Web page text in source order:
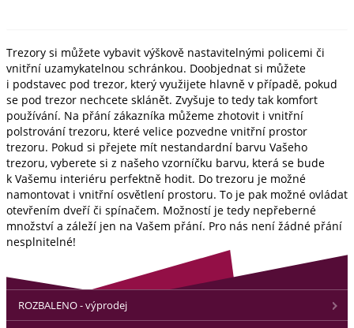
Trezory si můžete vybavit výškově nastavitelnými policemi či
vnitřní uzamykatelnou schránkou. Doobjednat si můžete
i podstavec pod trezor, který využijete hlavně v případě, pokud
se pod trezor nechcete sklánět. Zvyšuje to tedy tak komfort
používání. Na přání zákazníka můžeme zhotovit i vnitřní
polstrování trezoru, které velice pozvedne vnitřní prostor
trezoru. Pokud si přejete mít nestandardní barvu Vašeho
trezoru, vyberete si z našeho vzorníčku barvu, která se bude
k Vašemu interiéru perfektně hodit. Do trezoru je možné
namontovat i vnitřní osvětlení prostoru. To je pak možné ovládat
otevřením dveří či spínačem. Možností je tedy nepřeberné
množství a záleží jen na Vašem přání. Pro nás není žádné přání
nesplnitelné!
ROZBALENO - výprodej